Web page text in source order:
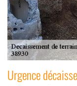
Urgence